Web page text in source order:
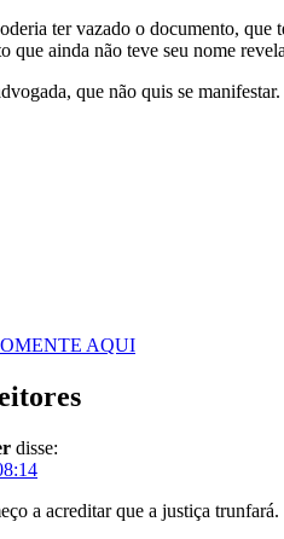
ter vazado o documento,
que ainda não teve seu nome
que não quis se
AQUI
disse:
a acreditar que a justiça trunfará.